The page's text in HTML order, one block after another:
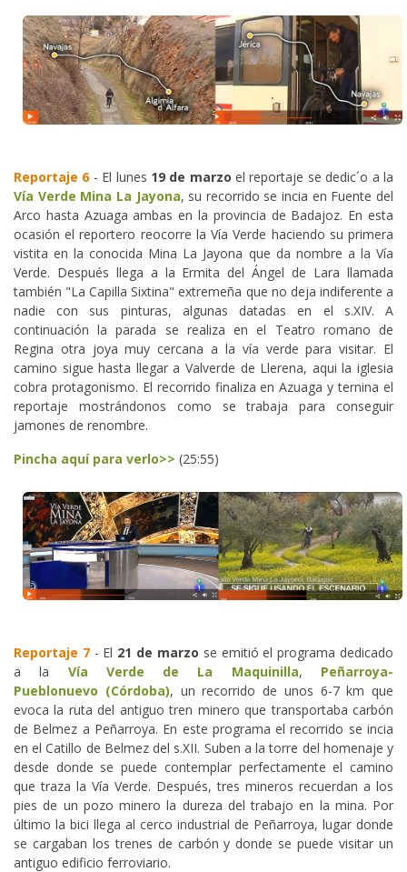
Reportaje 6- El lunes 19 de marzo el reportaje se dedic´o a la
Vía Verde Mina La Jayona, su recorrido se incia en Fuente del
Arco hasta Azuaga ambas en la provincia de Badajoz. En esta
ocasión el reportero reocorre la Vía Verde haciendo su primera
vistita en la conocida Mina La Jayona que da nombre a la Vía
Verde. Después llega a la Ermita del Ángel de Lara llamada
también "La Capilla Sixtina" extremeña que no deja indiferente a
nadie con sus pinturas, algunas datadas en el s.XIV. A
continuación la parada se realiza en el Teatro romano de
Regina otra joya muy cercana a la vía verde para visitar. El
camino sigue hasta llegar a Valverde de Llerena, aqui la iglesia
cobra protagonismo. El recorrido finaliza en Azuaga y ternina el
reportaje mostrándonos como se trabaja para conseguir
jamones de renombre.
Pincha aquí para verlo>> (25:55)
Reportaje 7- El 21 de marzo se emitió el programa dedicado
a la Vía Verde de La Maquinilla, Peñarroya-
Pueblonuevo (Córdoba), un recorrido de unos 6-7 km que
evoca la ruta del antiguo tren minero que transportaba carbón
de Belmez a Peñarroya. En este programa el recorrido se incia
en el Catillo de Belmez del s.XII. Suben a la torre del homenaje y
desde donde se puede contemplar perfectamente el camino
que traza la Vía Verde. Después, tres mineros recuerdan a los
pies de un pozo minero la dureza del trabajo en la mina. Por
último la bici llega al cerco industrial de Peñarroya, lugar donde
se cargaban los trenes de carbón y donde se puede visitar un
antiguo edificio ferroviario.